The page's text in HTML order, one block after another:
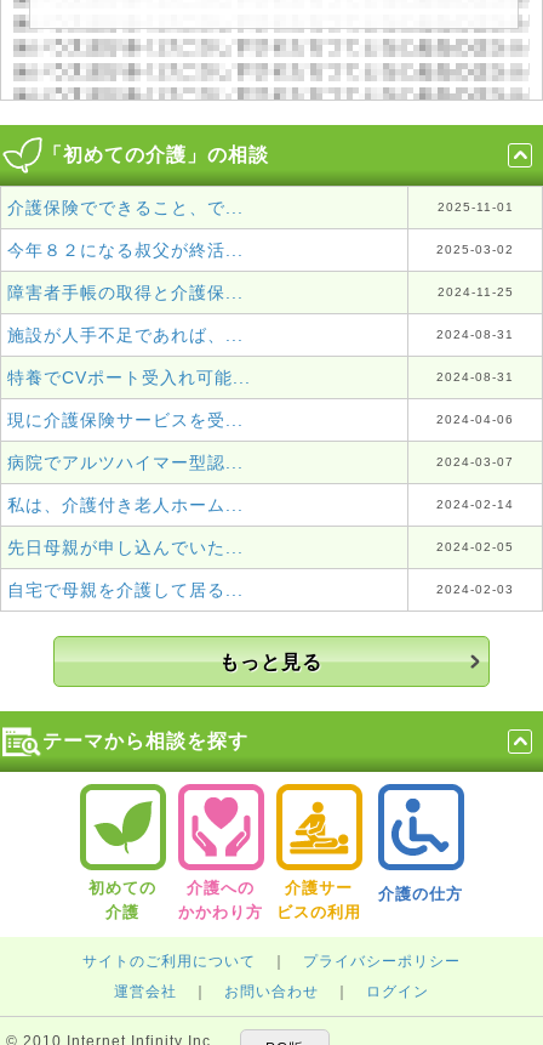
「初めての介護」の相談
介護保険でできること、で... 2025-11-01
今年８２になる叔父が終活... 2025-03-02
障害者手帳の取得と介護保... 2024-11-25
施設が人手不足であれば、... 2024-08-31
特養でCVポート受入れ可能... 2024-08-31
現に介護保険サービスを受... 2024-04-06
病院でアルツハイマー型認... 2024-03-07
私は、介護付き老人ホーム... 2024-02-14
先日母親が申し込んでいた... 2024-02-05
自宅で母親を介護して居る... 2024-02-03
もっと見る
テーマから相談を探す
初めての
介護
介護への
かかわり方
介護サー
ビスの利用
介護の仕方
サイトのご利用について
プライバシーポリシー
運営会社
お問い合わせ ログイン
© 2010 Internet Infinity Inc.